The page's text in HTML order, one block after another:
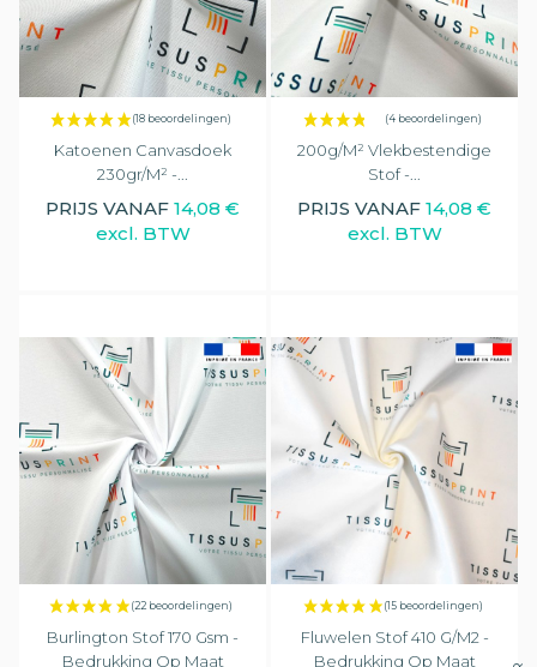
(10 beoordelingen)
Katoenen Canvasdoek
230gr/m² -...
PRIJS VANAF 14,08 €
excl. BTW
200g/m² Vlekbestendige
Stof -...
PRIJS VANAF 14,08 €
excl. BTW
Burlington Stof 170 Gsm -
Bedrukking Op Maat
Fluwelen Stof 410 G/m2 -
Bedrukking Op Maat